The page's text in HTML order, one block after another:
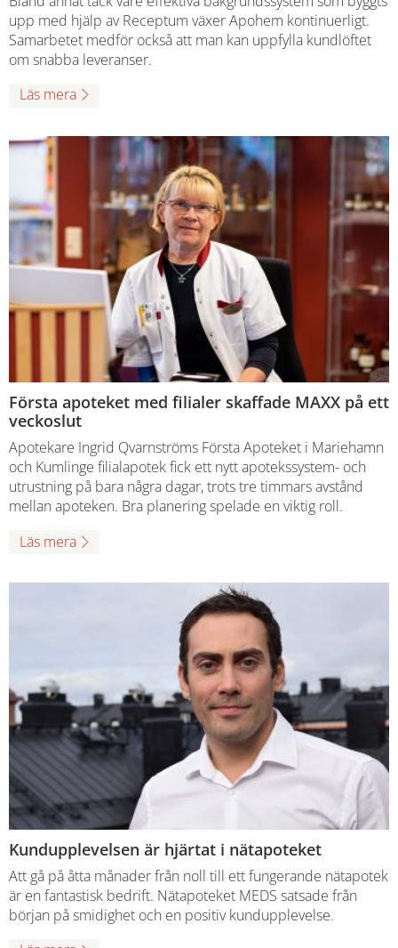
upp med hjälp av Receptum växer Apohem kontinuerligt.
Samarbetet medför också att man kan uppfylla kundlöftet
om snabba leveranser.
Läs mera
Första apoteket med filialer skaffade MAXX på ett
veckoslut
Apotekare Ingrid Qvarnströms Första Apoteket i Mariehamn
och Kumlinge filialapotek fick ett nytt apotekssystem- och
utrustning på bara några dagar, trots tre timmars avstånd
mellan apoteken. Bra planering spelade en viktig roll.
Läs mera
Kundupplevelsen är hjärtat i nätapoteket
Att gå på åtta månader från noll till ett fungerande nätapotek
är en fantastisk bedrift. Nätapoteket MEDS satsade från
början på smidighet och en positiv kundupplevelse.